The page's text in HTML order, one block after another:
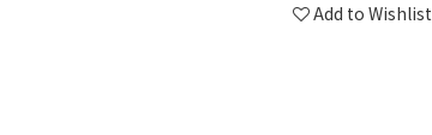
Add to Wishlist